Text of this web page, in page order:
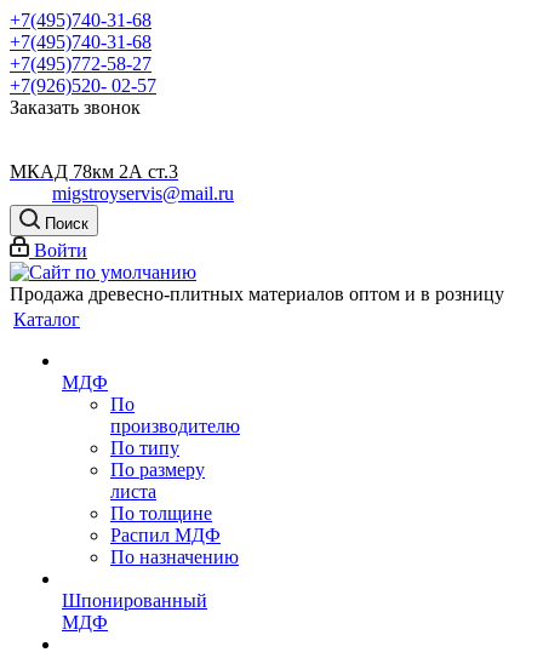
+7(495)740-31-68
+7(495)740-31-68
+7(495)772-58-27
+7(926)520- 02-57
Заказать звонок
МКАД 78км 2А ст.3
migstroyservis@mail.ru
Поиск
Войти
Продажа древесно-плитных материалов оптом и в розницу
Каталог
МДФ
По
производителю
По типу
По размеру
листа
По толщине
Распил МДФ
По назначению
Шпонированный
МДФ